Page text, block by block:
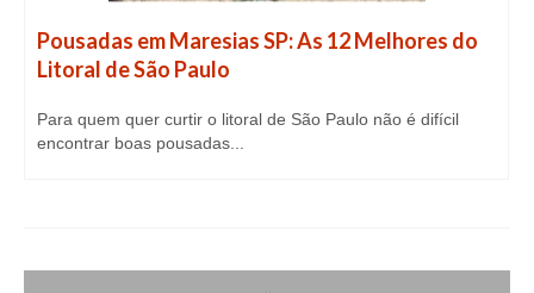
Pousadas em Maresias SP: As 12 Melhores do
Litoral de São Paulo
Para quem quer curtir o litoral de São Paulo não é difícil
encontrar boas pousadas...